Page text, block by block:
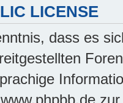
LICENSE
dass es